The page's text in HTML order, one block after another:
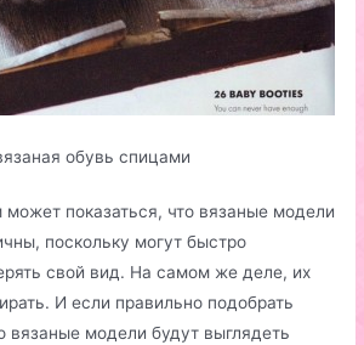
обувь спицами
показаться, что вязаные модели
поскольку могут быстро
свой вид. На самом же деле, их
И если правильно подобрать
вязаные модели будут выглядеть